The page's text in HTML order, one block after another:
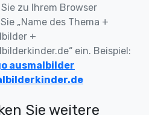
zu Ihrem Browser
„Name des Thema +
+
ein. Beispiel:
ausmalbilder
Sie weitere